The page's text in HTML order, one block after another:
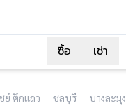
ซื้อ
เช่า
ย์ ตึกแถว ชลบุรี บางละมุง